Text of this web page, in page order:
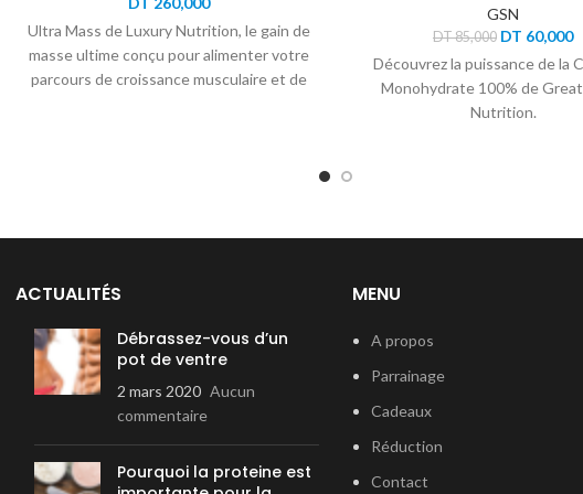
Ultra Mass de Luxury Nutrition, le gain de
masse ultime conçu pour alimenter votre
parcours de croissance musculaire et de
GSN
DT85,000 Le
initial
était :
DT 85,000.
DT 60,000Le
Découvrez la puissance de la
Monohydrate 100% de
Nutrition.
ACTUALITÉS
Débrassez-vous d’un
pot de ventre
2 mars 2020 Aucun
commentaire
Pourquoi la proteine est
MENU
A propos
Parrainage
Cadeaux
Réduction
Contact